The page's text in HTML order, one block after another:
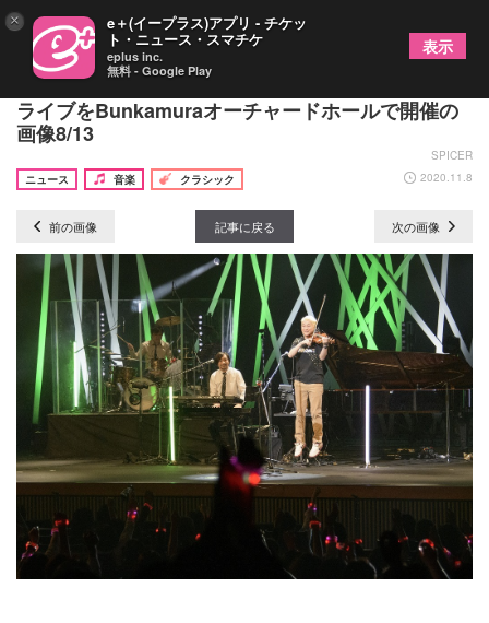
ヴァイオリニストのNAOTOがデビュー15周年記念
ライブをBunkamuraオーチャードホールで開催の
画像8/13
SPICER
ニュース
音楽 クラシック 2020.11.8
前の画像 記事に戻る 次の画像
× e＋(イープラス)アプリ - チケッ
ト・ニュース・スマチケ
eplus inc.
無料 - Google Play
表示